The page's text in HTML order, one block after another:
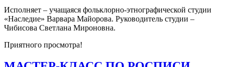
Исполняет – учащаяся фольклорно-этнографической студии
«Наследие» Варвара Майорова. Руководитель студии –
Чибисова Светлана Мироновна.
Приятного просмотра!